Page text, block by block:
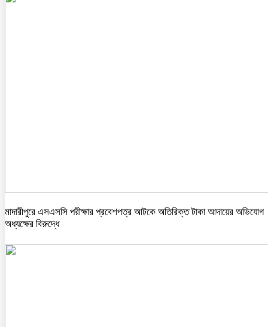
মাদারীপুরে এসএসসি পরীক্ষার প্রবেশপত্র আটকে অতিরিক্ত টাকা আদায়ের অভিযোগ
অধ্যক্ষের বিরুদ্ধে